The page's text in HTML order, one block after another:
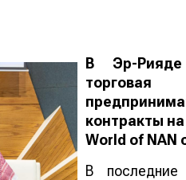
В Эр-
контракты
World of NAN
В